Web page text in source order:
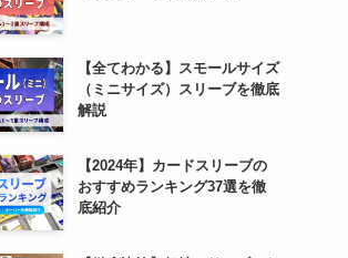
【全てわかる】スモールサイズ
（ミニサイズ）スリーブを徹底
解説
【2024年】カードスリーブの
おすすめランキング37選を徹
底紹介